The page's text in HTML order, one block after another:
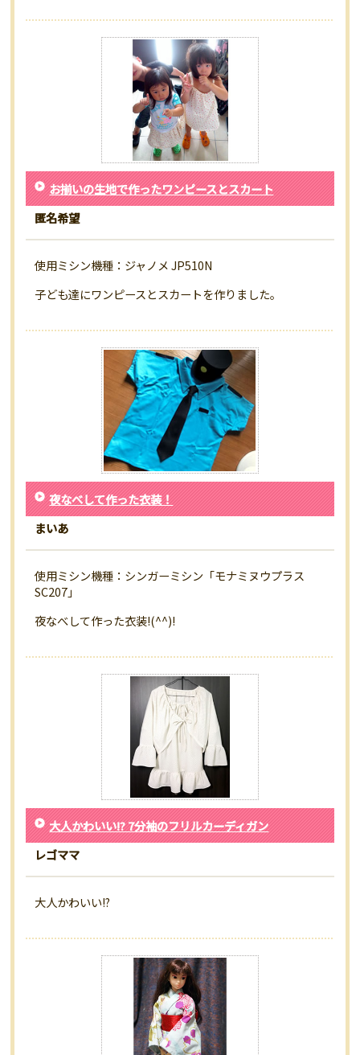
お揃いの生地で作ったワンピースとスカート
匿名希望
使用ミシン機種：ジャノメ JP510N
子ども達にワンピースとスカートを作りました。
夜なべして作った衣装！
まいあ
使用ミシン機種：シンガーミシン「モナミヌウプラス
SC207」
夜なべして作った衣装!(^^)!
大人かわいい!? 7分袖のフリルカーディガン
レゴママ
大人かわいい!?